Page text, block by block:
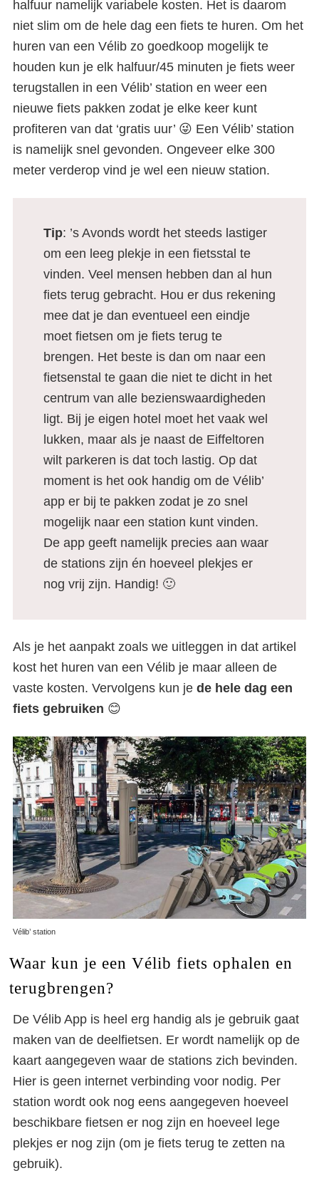
Zo werkt het
halfuur namelijk variabele kosten. Het is daarom
niet slim om de hele dag een fiets te huren. Om het
huren van een Vélib zo goedkoop mogelijk te
houden kun je elk halfuur/45 minuten je fiets weer
terugstallen in een Vélib’ station en weer een
nieuwe fiets pakken zodat je elke keer kunt
profiteren van dat ‘gratis uur’ 😜 Een Vélib’ station
is namelijk snel gevonden. Ongeveer elke 300
meter verderop vind je wel een nieuw station.
Tip: ’s Avonds wordt het steeds lastiger
om een leeg plekje in een fietsstal te
vinden. Veel mensen hebben dan al hun
fiets terug gebracht. Hou er dus rekening
mee dat je dan eventueel een eindje
moet fietsen om je fiets terug te
brengen. Het beste is dan om naar een
fietsenstal te gaan die niet te dicht in het
centrum van alle bezienswaardigheden
ligt. Bij je eigen hotel moet het vaak wel
lukken, maar als je naast de Eiffeltoren
wilt parkeren is dat toch lastig. Op dat
moment is het ook handig om de Vélib’
app er bij te pakken zodat je zo snel
mogelijk naar een station kunt vinden.
De app geeft namelijk precies aan waar
de stations zijn én hoeveel plekjes er
nog vrij zijn. Handig! 🙂
Als je het aanpakt zoals we uitleggen in dat artikel
kost het huren van een Vélib je maar alleen de
vaste kosten. Vervolgens kun je de hele dag een
fiets gebruiken 😊
Vélib’ station
Waar kun je een Vélib fiets ophalen en
terugbrengen?
De Vélib App is heel erg handig als je gebruik gaat
maken van de deelfietsen. Er wordt namelijk op de
kaart aangegeven waar de stations zich bevinden.
Hier is geen internet verbinding voor nodig. Per
station wordt ook nog eens aangegeven hoeveel
beschikbare fietsen er nog zijn en hoeveel lege
plekjes er nog zijn (om je fiets terug te zetten na
gebruik).